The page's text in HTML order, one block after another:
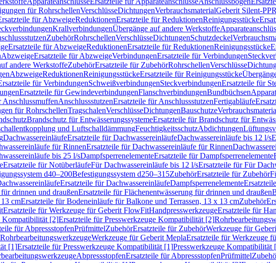
für RohrschellenVerschlüsseDichtungenVerbrauchsmaterialGeberit Silent-PP
für AbzweigeReduktionenErsatzteile für ReduktionenReinigungsstücke
KrallverbindungenÜbergänge auf andere Werkstoffe
ZubehörRohrschellenVerschlüsseDichtungenSchutzdeckel
Ersatzteile für AbzweigeReduktionenErsatzteile für ReduktionenReinigungsstücke
AbzweigeErsatzteile für AbzweigeVerbindungenErsatzteile für Verbindungen
andere WerkstoffeZubehörErsatzteile für ZubehörRohrschellenVerschlüsse
AbzweigeReduktionenReinigungsstückeErsatzteile für Reinigungsstücke
für VerbindungenSchweißverbindungenSteckverbindungenErsatzteile für
Ersatzteile für GewindeverbindungenFlanschverbindungenBundbüchsen
AnschlussmuffenAnschlussstutzenErsatzteile für AnschlussstutzenFertigabläufe
für RohrschellenTragschalenVerschlüsseDichtungenBauschutze
Brandschutz für EntwässerungssystemeErsatzteile für Brandschutz für
und LuftschalldämmungFeuchtigkeitsschutzAbdichtungen
DachwassereinläufeErsatzteile für DachwassereinläufeDachwassereinläufe bis 12 l/s
für RinnenErsatzteile für Dachwassereinläufe für Rinnen
bis 25 l/sDampfsperrenelementeErsatzteile für Dampfsperrenelemente
Ersatzteile für NotüberläufeFür Dachwassereinläufe bis 12 l/sErsatzteile für Für
d40–200Befestigungssystem d250–315ZubehörErsatzteile für Zubehör
Ersatzteile für DachwassereinläufeDampfsperrenelemente
drinnen und draußenErsatzteile für Flächenentwässerung für drinnen und draußen
cmErsatzteile für Bodeneinläufe für Balkone und Terrassen, 13 x 13 cmZubehör
Ersatzteile für Werkzeuge für Geberit FlowFitHandpresswerkzeugeErsatzteile für
Kompatibilität [2]Ersatzteile für Presswerkzeuge Kompatibilität [2]
für AbpressstopfenPrüfmittelZubehörErsatzteile für ZubehörWerkzeuge für
Werkzeuge für Geberit MeplaErsatzteile für Werkzeuge
[1]Ersatzteile für Presswerkzeuge Kompatibilität [1]Presswerkzeuge Kompatibilität
AbpressstopfenErsatzteile für AbpressstopfenPrüfmittel